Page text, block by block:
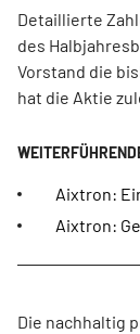
Detaillierte
des
Vorstand die
hat die Aktie
Aixtron:
Aixtron:
Die nachhaltig